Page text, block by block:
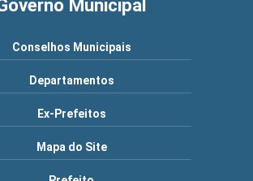
Municipal
Conselhos Municipais
Departamentos
Ex-Prefeitos
Mapa do Site